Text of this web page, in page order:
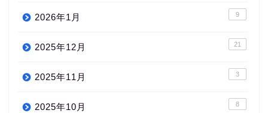
2026年1月 9
2025年12月 21
2025年11月 3
2025年10月 8